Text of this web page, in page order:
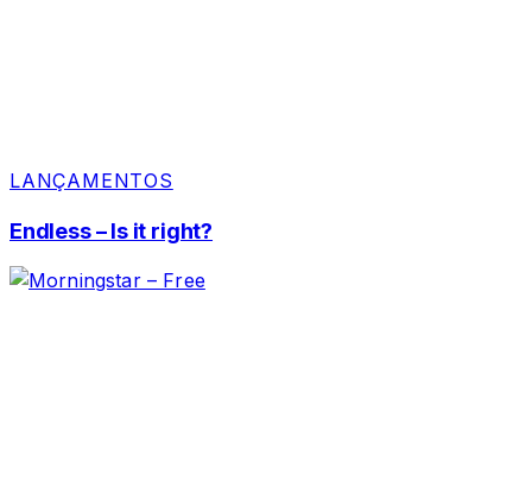
LANÇAMENTOS
Endless – Is it right?